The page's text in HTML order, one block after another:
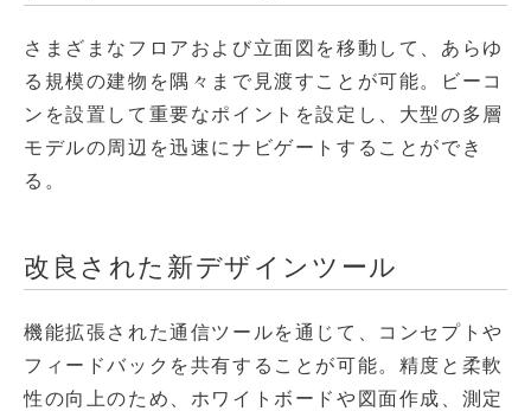
さまざまなフロアおよび立面図を移動して、あらゆ
る規模の建物を隅々まで見渡すことが可能。ビーコ
ンを設置して重要なポイントを設定し、大型の多層
モデルの周辺を迅速にナビゲートすることができ
る。
改良された新デザインツール
機能拡張された通信ツールを通じて、コンセプトや
フィードバックを共有することが可能。精度と柔軟
性の向上のため、ホワイトボードや図面作成、測定